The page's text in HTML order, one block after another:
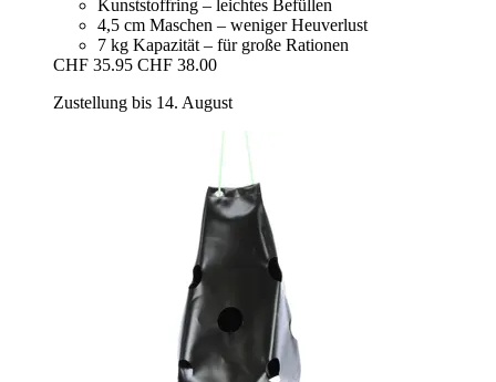
Kunststoffring – leichtes Befüllen
4,5 cm Maschen – weniger Heuverlust
7 kg Kapazität – für große Rationen
CHF 35.95 CHF 38.00
Zustellung bis 14. August